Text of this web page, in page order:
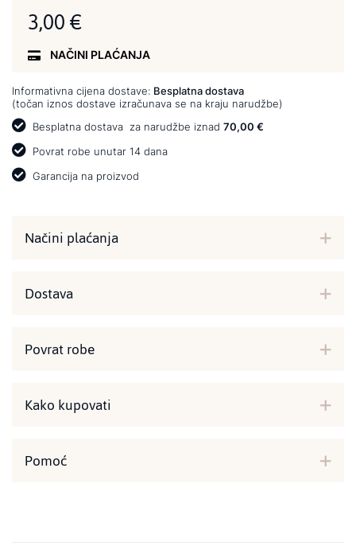
3,00 €
NAČINI PLAĆANJA
Informativna cijena dostave: Besplatna dostava
(točan iznos dostave izračunava se na kraju narudžbe)
Besplatna dostava za narudžbe iznad 70,00 €
Povrat robe unutar 14 dana
Garancija na proizvod
Načini plaćanja
Dostava
Povrat robe
Kako kupovati
Pomoć